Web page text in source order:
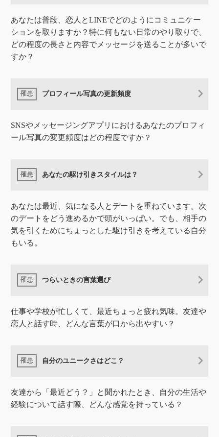
あなたは普段、恋人とLINEでどのようにコミュニケー
ションを取りますか？特に何もない日常のやり取りで、
どの程度の長さと内容でメッセージを送ることが多いで
すか？
プロフィール写真の更新頻度
SNSやメッセージングアプリにおけるあなたのプロフィ
ール写真の変更頻度はどの程度ですか？
あなたの駆け引きスタイルは？
あなたは最近、気になる人とデートを重ねています。次
のデートをどう進めるかで頭がいっぱい。でも、相手の
気を引くためにちょっとした駆け引きを考えている自分
もいる。
つらいときの言葉選び
仕事や学校が忙しくて、最近ちょっと疲れ気味。友達や
恋人と話す時、どんな言葉が口から出やすい？
自分のユニークさはどこ？
友達から「最近どう？」と聞かれたとき、自分の生活や
経験について話す際、どんな感覚を持っている？